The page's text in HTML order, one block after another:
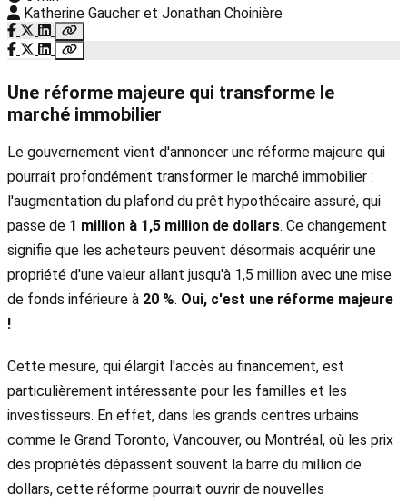
Katherine Gaucher et Jonathan Choinière
Une réforme majeure qui transforme le
marché immobilier
Le gouvernement vient d'annoncer une réforme majeure qui
pourrait profondément transformer le marché immobilier :
l'augmentation du plafond du prêt hypothécaire assuré, qui
passe de 1 million à 1,5 million de dollars. Ce changement
signifie que les acheteurs peuvent désormais acquérir une
propriété d'une valeur allant jusqu'à 1,5 million avec une mise
de fonds inférieure à 20 %. Oui, c'est une réforme majeure
!
Cette mesure, qui élargit l'accès au financement, est
particulièrement intéressante pour les familles et les
investisseurs. En effet, dans les grands centres urbains
comme le Grand Toronto, Vancouver, ou Montréal, où les prix
des propriétés dépassent souvent la barre du million de
dollars, cette réforme pourrait ouvrir de nouvelles